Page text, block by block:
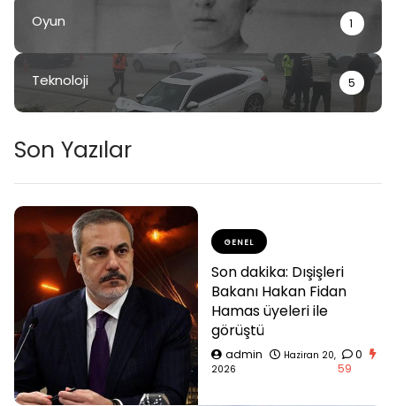
Oyun 1
Teknoloji 5
Son Yazılar
GENEL
Son dakika: Dışişleri
Bakanı Hakan Fidan
Hamas üyeleri ile
görüştü
admin
Haziran 20,
2026
0
59